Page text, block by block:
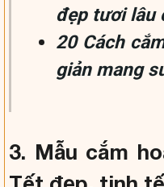
đẹp tươi lâu
20 Cách
giản mang
3. Mẫu cắm